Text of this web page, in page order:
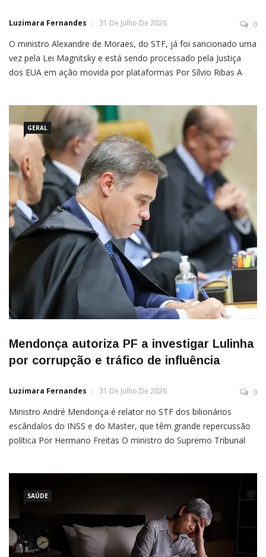
Luzimara Fernandes 31 De Julho De 2026 0
O ministro Alexandre de Moraes, do STF, já foi sancionado uma
vez pela Lei Magnitsky e está sendo processado pela Justiça
dos EUA em ação movida por plataformas Por Sílvio Ribas A
GERAL
Mendonça autoriza PF a investigar Lulinha
por corrupção e tráfico de influência
Luzimara Fernandes 31 De Julho De 2026 0
Ministro André Mendonça é relator no STF dos bilionários
escândalos do INSS e do Master, que têm grande repercussão
política Por Hermano Freitas O ministro do Supremo Tribunal
SAÚDE